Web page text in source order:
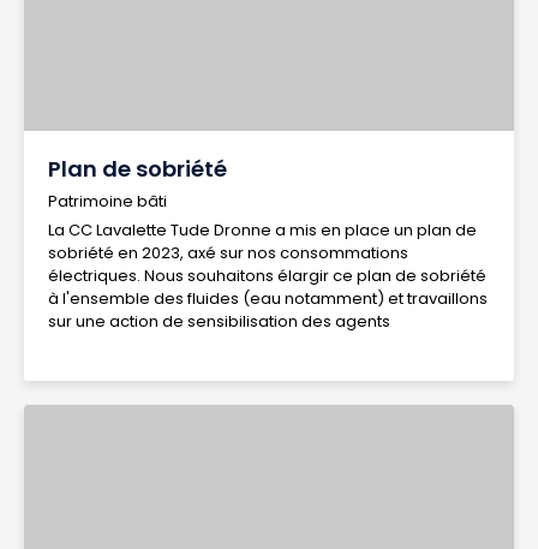
Plan de sobriété
Patrimoine bâti
La CC Lavalette Tude Dronne a mis en place un plan de
sobriété en 2023, axé sur nos consommations
électriques. Nous souhaitons élargir ce plan de sobriété
à l'ensemble des fluides (eau notamment) et travaillons
sur une action de sensibilisation des agents